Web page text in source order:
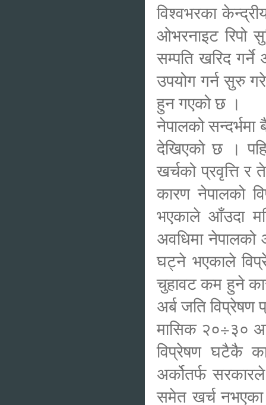
विश्वभरका
ओभरनाइट रिपो
सम्पति खरिद
उपयोग गर्न सुरु
हुन गएको छ ।
नेपालको
देखिएको छ ।
खर्चको प्रवृत्ति र
कारण नेपालको
भएकाले आँउदा
अवधिमा नेपालको
घट्ने भएकाले
चुहावट कम हुने
अर्ब जति
मासिक २०÷३०
विप्रेषण घटैकै
अर्कोतर्फ
समेत खर्च